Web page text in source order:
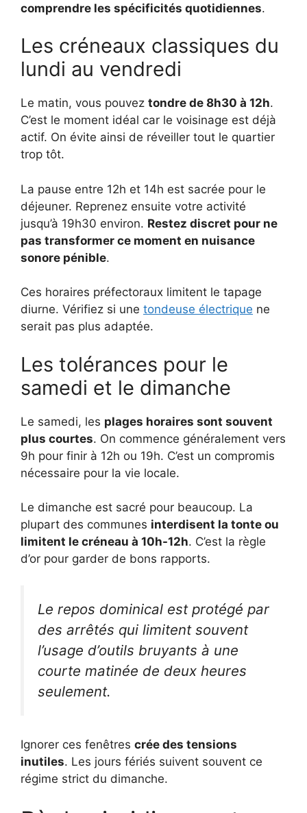
comprendre les spécificités quotidiennes.
Les créneaux classiques du
lundi au vendredi
Le matin, vous pouvez tondre de 8h30 à 12h.
C’est le moment idéal car le voisinage est déjà
actif. On évite ainsi de réveiller tout le quartier
trop tôt.
La pause entre 12h et 14h est sacrée pour le
déjeuner. Reprenez ensuite votre activité
jusqu’à 19h30 environ. Restez discret pour ne
pas transformer ce moment en nuisance
sonore pénible.
Ces horaires préfectoraux limitent le tapage
diurne. Vérifiez si une tondeuse électrique ne
serait pas plus adaptée.
Les tolérances pour le
samedi et le dimanche
Le samedi, les plages horaires sont souvent
plus courtes. On commence généralement vers
9h pour finir à 12h ou 19h. C’est un compromis
nécessaire pour la vie locale.
Le dimanche est sacré pour beaucoup. La
plupart des communes interdisent la tonte ou
limitent le créneau à 10h-12h. C’est la règle
d’or pour garder de bons rapports.
Le repos dominical est protégé par
des arrêtés qui limitent souvent
l’usage d’outils bruyants à une
courte matinée de deux heures
seulement.
Ignorer ces fenêtres crée des tensions
inutiles. Les jours fériés suivent souvent ce
régime strict du dimanche.